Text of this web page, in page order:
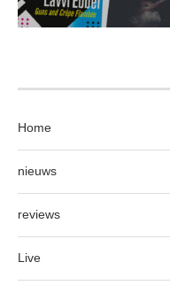
Home
nieuws
reviews
Live